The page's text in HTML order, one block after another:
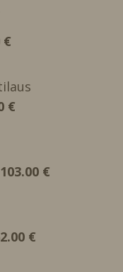
€
€
103.00 €
€